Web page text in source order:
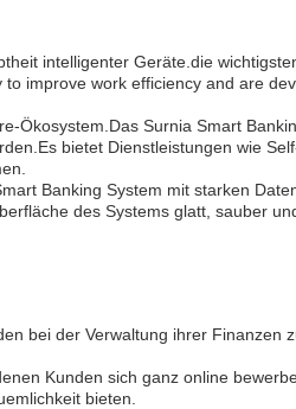
intelligenter Geräte.die
improve work efficiency and are
Ökosystem.Das Surnia Smart
bietet Dienstleistungen wie
Banking System mit starken
des Systems glatt, sauber
bei der Verwaltung ihrer Finanzen
Kunden sich ganz online
bieten.